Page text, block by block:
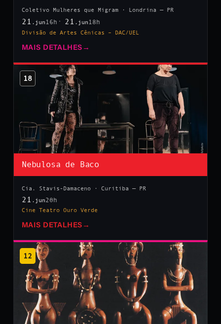
Coletivo Mulheres que Migram · Londrina — PR
21 .jun 16h 21 .jun 18h
Divisão de Artes Cênicas – DAC/UEL
MAIS DETALHES →
18
Nebulosa de Baco
Cia. Stavis-Damaceno · Curitiba — PR
21 .jun20h
Cine Teatro Ouro Verde
MAIS DETALHES →
12